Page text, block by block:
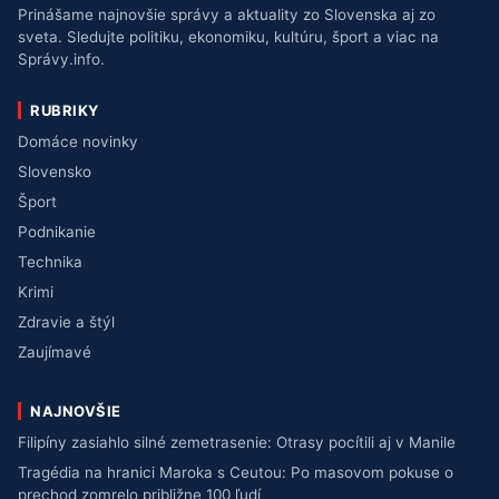
Prinášame najnovšie správy a aktuality zo Slovenska aj zo
sveta. Sledujte politiku, ekonomiku, kultúru, šport a viac na
Správy.info.
RUBRIKY
Domáce novinky
Slovensko
Šport
Podnikanie
Technika
Krimi
Zdravie a štýl
Zaujímavé
NAJNOVŠIE
Filipíny zasiahlo silné zemetrasenie: Otrasy pocítili aj v Manile
Tragédia na hranici Maroka s Ceutou: Po masovom pokuse o
prechod zomrelo približne 100 ľudí